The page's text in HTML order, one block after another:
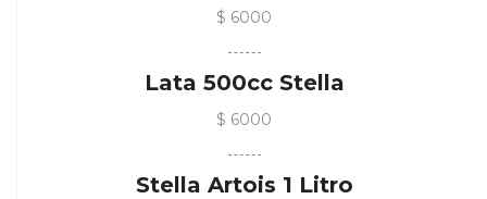
$ 6000
Lata 500cc Stella
$ 6000
Stella Artois 1 Litro